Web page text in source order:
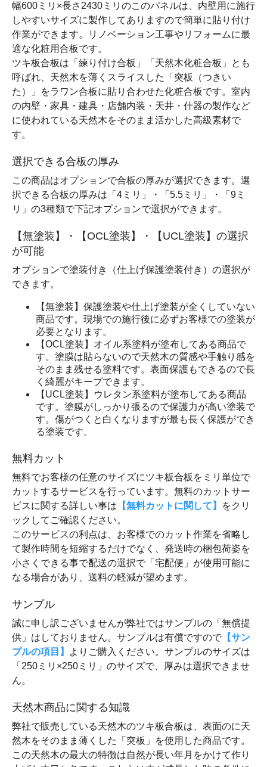
幅600ミリ×長さ2430ミリのこのパネルは、内壁用に施行
しやすいサイズに製作してありますので簡単に貼り付け
作業ができます。リノベーション工事やリフォームに最
適な化粧用合板です。
ツキ板合板は「練り付け合板」「天然木化粧合板」とも
呼ばれ、天然木を薄くスライスした「突板（つきい
た）」をラワン合板に貼り合わせた化粧合板です。室内
の内壁・家具・建具・店舗内装・天井・什器の製作など
に使われている天然木をそのまま活かした高級素材で
す。
選択できる合板の厚み
この商品はオプションで合板の厚みが選択できます。選
択できる合板の厚みは「4ミリ」・「5.5ミリ」・「9ミ
リ」の3種類で下記オプションで選択ができます。
【無塗装】・【OCL塗装】・【UCL塗装】の選択
が可能
オプションで塗装付き（仕上げ保護塗装付き）の選択が
できます。
【無塗装】保護塗装や仕上げ塗装が全くしていない
商品です。現場での施行後に必ずお客様での塗装が
必要となります。
【OCL塗装】オイル系塗料が塗布してある商品で
す。塗膜は貼らないので天然木の質感や手触り感を
そのまま残せる塗料です。表面保護もできるので長
く綺麗がキープできます。
【UCL塗装】ウレタン系塗料が塗布してある商品
です。塗膜がしっかり張るので保護力が高い塗装で
す。傷がつくと白くなりますが最も長く保護ができ
る塗装です。
無料カット
無料でお客様の任意のサイズにツキ板合板をミリ単位で
カットするサービスを行っています。無料のカットサー
ビスに関する詳しい事は 【無料カットに関して】
をクリ
ックしてご確認ください。
このサービスの利点は、お客様でのカット作業を省略し
て製作時間を短縮するだけでなく、発送時の梱包荷姿を
小さくできる事で配送の選択で「宅配便」が使用可能に
なる場合があり、送料の軽減が望めます。
サンプル
誠に申し訳ございませんが弊社ではサンプルの「無償提
供」はしておりません。サンプルは有償ですので 【サン
プルの項目】
よりご購入ください。サンプルのサイズは
「250ミリ×250ミリ」のサイズで、厚みは選択できませ
ん。
天然木商品に関する知識
弊社で販売している天然木のツキ板合板は、表面のに天
然木をそのまま薄くした「突板」を使用した商品です。
この天然木の最大の特徴は自然が長い年月をかけて作り